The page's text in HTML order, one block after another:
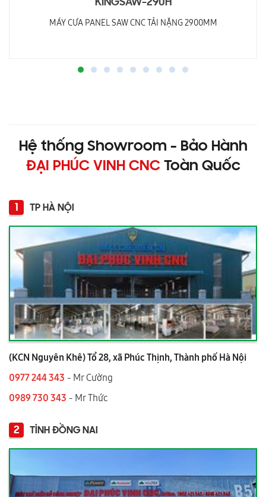
MÁY CƯA PANEL SAW CNC TẢI NẶNG 2900MM
Hệ thống Showroom - Bảo Hành
ĐẠI PHÚC VINH CNCToàn Quốc
1 TP HÀ NỘI
(KCN Nguyên Khê) Tổ 28, xã Phúc Thịnh, Thành phố Hà Nội
0977 244 343 - Mr Cường
0989 730 343 - Mr Thức
2 TỈNH ĐỒNG NAI